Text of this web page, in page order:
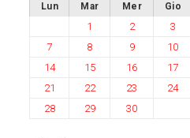
Lun Mar Mer Gio
1 2 3
7
8 9 10
14
15 16 17
21
22 23 24
28
29 30